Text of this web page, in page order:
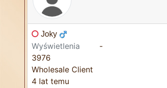
Joky
Wyświetlenia
3976
Wholesale Client
4 lat temu
-